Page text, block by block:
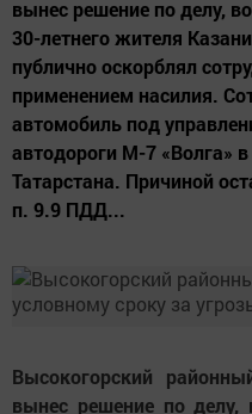
вынес решение по делу,
30-летнего жителя
публично оскорблял
применением насилия.
автомобиль под
автодороги М-7 «Волга»
Татарстана. Причиной
п. 9.9 ПДД...
Высокогорский
вынес решение по делу,